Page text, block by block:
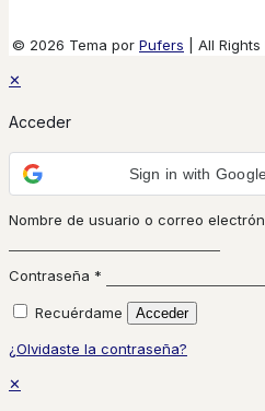
© 2026 Tema por Pufers | All
✕
Acceder
Sign in with
Nombre de usuario o correo
Contraseña *
Recuérdame Acceder
¿Olvidaste la contraseña?
✕